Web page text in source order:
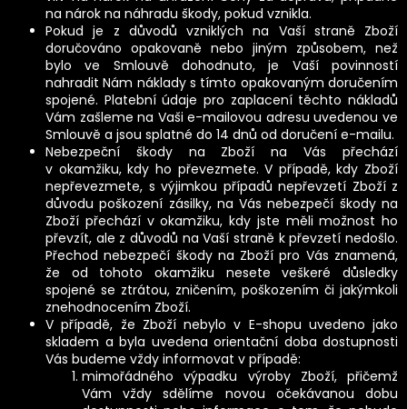
na nárok na náhradu škody, pokud vznikla.
Pokud je z důvodů vzniklých na Vaší straně Zboží
doručováno opakovaně nebo jiným způsobem, než
bylo ve Smlouvě dohodnuto, je Vaší povinností
nahradit Nám náklady s tímto opakovaným doručením
spojené. Platební údaje pro zaplacení těchto nákladů
Vám zašleme na Vaši e-mailovou adresu uvedenou ve
Smlouvě a jsou splatné do 14 dnů od doručení e-mailu.
Nebezpeční škody na Zboží na Vás přechází
v okamžiku, kdy ho převezmete. V případě, kdy Zboží
nepřevezmete, s výjimkou případů nepřevzetí Zboží z
důvodu poškození zásilky, na Vás nebezpečí škody na
Zboží přechází v okamžiku, kdy jste měli možnost ho
převzít, ale z důvodů na Vaší straně k převzetí nedošlo.
Přechod nebezpečí škody na Zboží pro Vás znamená,
že od tohoto okamžiku nesete veškeré důsledky
spojené se ztrátou, zničením, poškozením či jakýmkoli
znehodnocením Zboží.
V případě, že Zboží nebylo v E-shopu uvedeno jako
skladem a byla uvedena orientační doba dostupnosti
Vás budeme vždy informovat v případě:
mimořádného výpadku výroby Zboží, přičemž
Vám vždy sdělíme novou očekávanou dobu